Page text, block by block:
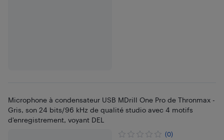
Microphone à condensateur USB MDrill One Pro de Thronmax -
Gris, son 24 bits/96 kHz de qualité studio avec 4 motifs
d'enregistrement, voyant DEL
(0)